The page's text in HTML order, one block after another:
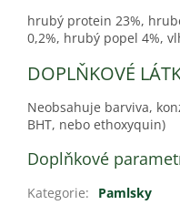
hrubý protein 23%,
0,2%, hrubý popel 4%,
DOPLŇKOVÉ
Neobsahuje barviva,
BHT, nebo ethoxyquin)
Doplňkové
Kategorie:
Pamlsky